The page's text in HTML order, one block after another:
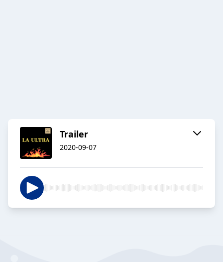
Trailer
2020-09-07